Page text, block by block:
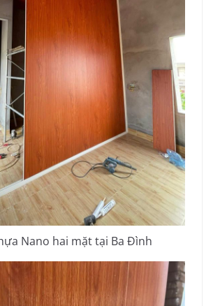
Nano hai mặt tại Ba Đình